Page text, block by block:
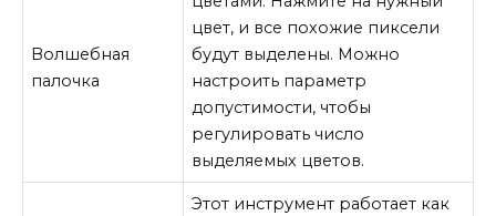
Волшебная
палочка
цвет, и все похожие пиксели
будут выделены. Можно
настроить параметр
допустимости, чтобы
регулировать число
выделяемых цветов.
Этот инструмент работает как